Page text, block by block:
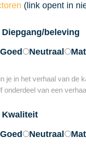
(link opent in
beleving
Goed Neutraal
je in het verhaal van de
onderdeel van een
Kwaliteit
Goed Neutraal